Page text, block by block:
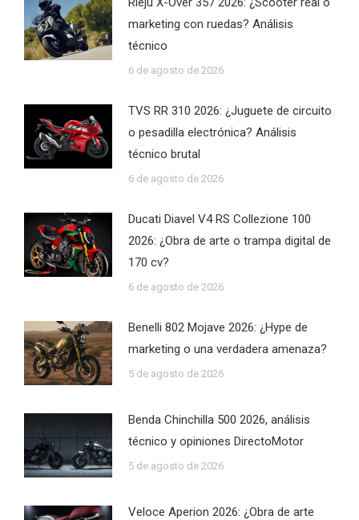
marketing con ruedas? Análisis
técnico
6 de agosto de 2026
TVS RR 310 2026: ¿Juguete de circuito
o pesadilla electrónica? Análisis
técnico brutal
6 de agosto de 2026
Ducati Diavel V4 RS Collezione 100
2026: ¿Obra de arte o trampa digital de
170 cv?
6 de agosto de 2026
Benelli 802 Mojave 2026: ¿Hype de
marketing o una verdadera amenaza?
5 de agosto de 2026
Benda Chinchilla 500 2026, análisis
técnico y opiniones DirectoMotor
5 de agosto de 2026
Veloce Aperion 2026: ¿Obra de arte